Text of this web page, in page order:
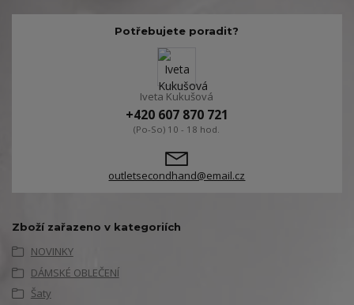
Potřebujete poradit?
Iveta Kukušová
+420 607 870 721
(Po-So) 10 - 18 hod.
outletsecondhand@email.cz
Zboží zařazeno v kategoriích
NOVINKY
DÁMSKÉ OBLEČENÍ
Šaty